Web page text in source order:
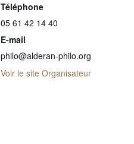
Téléphone
05 61 42 14 40
E-mail
philo@alderan-philo.org
Voir le site Organisateur